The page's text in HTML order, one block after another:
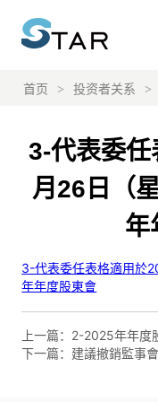
首页 > 投资者关系 >
3-代表委
月26日（
年
上一篇： 2-2025年年度
下一篇： 建議撤銷監事